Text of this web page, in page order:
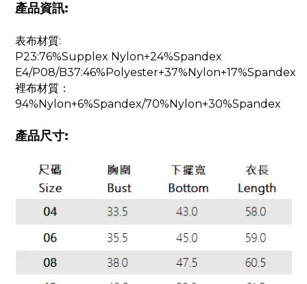
產品資訊:
表布材質:
P23:76%Supplex Nylon+24%Spandex
E4/P08/B37:46%Polyester+37%Nylon+17%Spandex
裡布材質：
94%Nylon+6%Spandex/70%Nylon+30%Spandex
產品尺寸: